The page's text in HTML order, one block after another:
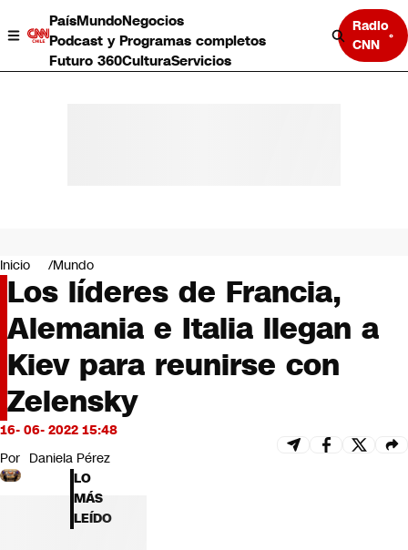
PaísMundoNegocios
Podcast y Programas completos
Futuro 360CulturaServicios
Radio
CNN
Negocios
Deportes
Programas completos
Cultura
Servicios
Bits
CNN Data
CNN tiempo
Futuro 360
Inicio Mundo
Los líderes de Francia,
Alemania e Italia llegan a
Kiev para reunirse con
Zelensky
16- 06- 2022 15:48
Por Daniela Pérez
LO
MÁS
LEÍDO